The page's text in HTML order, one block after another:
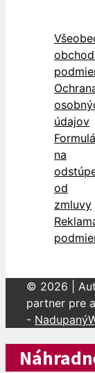
údajov
na
od
zmluvy
© 2026 |
partner pre
-